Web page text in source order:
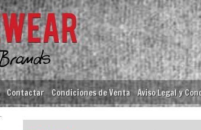
Contactar Condiciones de Venta Aviso Legal y